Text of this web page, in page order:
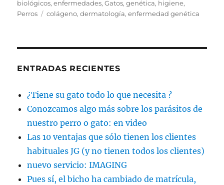
el
biológicos,enfermedades,Gatos,genética, higiene,
Perros
Etiquetas
colágeno,dermatología,enfermedad genética
ENTRADAS RECIENTES
¿Tiene su gato todo lo que necesita ?
Conozcamos algo más sobre los parásitos de
nuestro perro o gato: en video
Las 10 ventajas que sólo tienen los clientes
habituales JG (y no tienen todos los clientes)
nuevo servicio: IMAGING
Pues sí, el bicho ha cambiado de matrícula,